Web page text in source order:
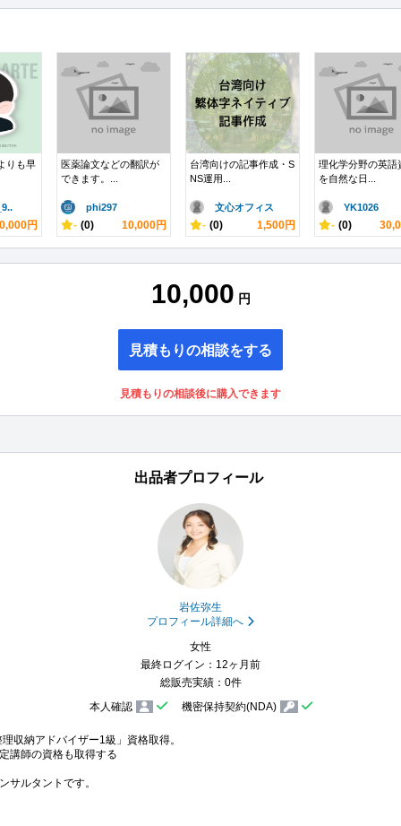
りも早
円
医薬論文などの翻訳が
できます。...
phi297
- (0) 10,000円
台湾向けの記事作成・S
NS運用...
文心オフィス
- (0) 1,500円
理化学分野の英語
を自然な日...
YK1026
- (0)
10,000 円
見積もりの相談をする
見積もりの相談後に購入できます
出品者プロフィール
岩佐弥生
プロフィール詳細へ
女性
最終ログイン：12ヶ月前
総販売実績：0件
本人確認
機密保持契約(NDA)
収納アドバイザー1級」資格取得。
講師の資格も取得する
サルタントです。